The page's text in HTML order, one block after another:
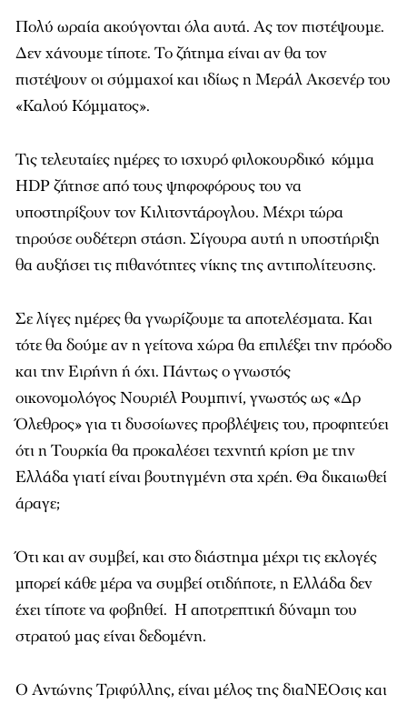
Πολύ ωραία ακούγονται όλα αυτά. Ας τον πιστέψουμε.
Δεν χάνουμε τίποτε. Το ζήτημα είναι αν θα τον
πιστέψουν οι σύμμαχοί και ιδίως η Μεράλ Ακσενέρ του
«Καλού Κόμματος».
Τις τελευταίες ημέρες το ισχυρό φιλοκουρδικό κόμμα
HDP ζήτησε από τους ψηφοφόρους του να
υποστηρίξουν τον Κιλιτσντάρογλου. Μέχρι τώρα
τηρούσε ουδέτερη στάση. Σίγουρα αυτή η υποστήριξη
θα αυξήσει τις πιθανότητες νίκης της αντιπολίτευσης.
Σε λίγες ημέρες θα γνωρίζουμε τα αποτελέσματα. Και
τότε θα δούμε αν η γείτονα χώρα θα επιλέξει την πρόοδο
και την Ειρήνη ή όχι. Πάντως ο γνωστός
οικονομολόγος Νουριέλ Ρουμπινί, γνωστός ως «Δρ
Όλεθρος» για τι δυσοίωνες προβλέψεις του, προφητεύει
ότι η Τουρκία θα προκαλέσει τεχνητή κρίση με την
Ελλάδα γιατί είναι βουτηγμένη στα χρέη. Θα δικαιωθεί
άραγε;
Ότι και αν συμβεί, και στο διάστημα μέχρι τις εκλογές
μπορεί κάθε μέρα να συμβεί οτιδήποτε, η Ελλάδα δεν
έχει τίποτε να φοβηθεί. Η αποτρεπτική δύναμη του
στρατού μας είναι δεδομένη.
Ο Αντώνης Τριφύλλης, είναι μέλος της διαΝΕΟσις και